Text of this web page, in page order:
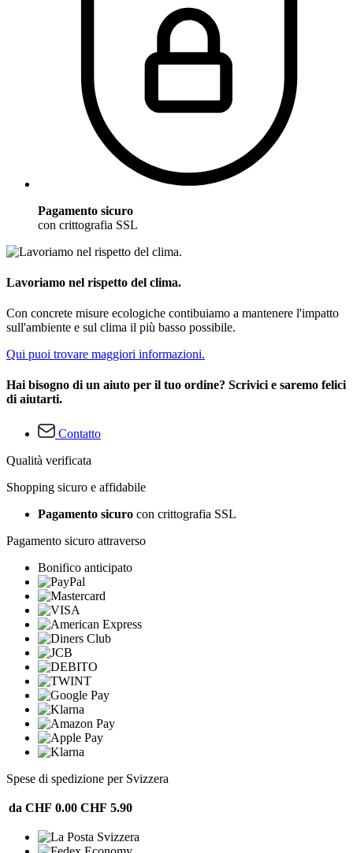
Pagamento sicuro
con crittografia SSL
Lavoriamo nel rispetto del clima.
Con concrete misure ecologiche contibuiamo a mantenere l'impatto
sull'ambiente e sul clima il più basso possibile.
Qui puoi trovare maggiori informazioni.
Hai bisogno di un aiuto per il tuo ordine? Scrivici e saremo felici
di aiutarti.
Contatto
Qualità verificata
Shopping sicuro e affidabile
Pagamento sicuro con crittografia SSL
Pagamento sicuro attraverso
Bonifico anticipato
Spese di spedizione per Svizzera
da CHF 0.00 CHF 5.90